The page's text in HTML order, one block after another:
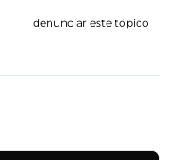
denunciar este tópico